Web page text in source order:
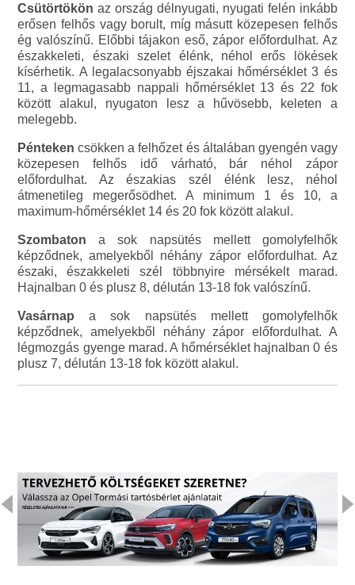
Csütörtökön az ország délnyugati, nyugati felén inkább
erősen felhős vagy borult, míg másutt közepesen felhős
ég valószínű. Előbbi tájakon eső, zápor előfordulhat. Az
északkeleti, északi szelet élénk, néhol erős lökések
kísérhetik. A legalacsonyabb éjszakai hőmérséklet 3 és
11, a legmagasabb nappali hőmérséklet 13 és 22 fok
között alakul, nyugaton lesz a hűvösebb, keleten a
melegebb.
Pénteken csökken a felhőzet és általában gyengén vagy
közepesen felhős idő várható, bár néhol zápor
előfordulhat. Az északias szél élénk lesz, néhol
átmenetileg megerősödhet. A minimum 1 és 10, a
maximum-hőmérséklet 14 és 20 fok között alakul.
Szombaton a sok napsütés mellett gomolyfelhők
képződnek, amelyekből néhány zápor előfordulhat. Az
északi, északkeleti szél többnyire mérsékelt marad.
Hajnalban 0 és plusz 8, délután 13-18 fok valószínű.
Vasárnap a sok napsütés mellett gomolyfelhők
képződnek, amelyekből néhány zápor előfordulhat. A
légmozgás gyenge marad. A hőmérséklet hajnalban 0 és
plusz 7, délután 13-18 fok között alakul.